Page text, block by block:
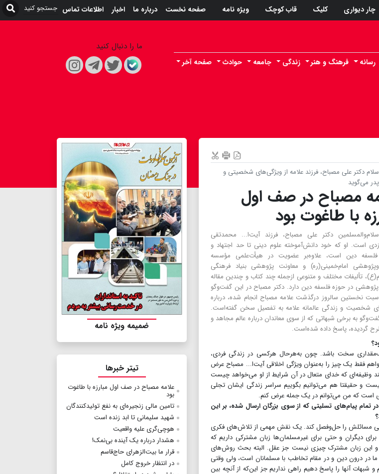
چار دیواری کلیک قاب کوچک ویژه نامه صفحه نخست درباره ما اخبار اطلاعات تماس
رسانه فرهنگ و هنر زندگی جامعه حوادث صفحه آخر
ما را دنبال کنید
دکتر علی مصباح، فرزند علامه از ویژگی‌های شخصیتی و
می‌گوید
مصباح در صف اول
با طاغوت بود
دکتر علی مصباح، فرزند آیت‌ا... محمدتقی
است. او که خود دانش‌آموخته علوم دینی تا حد اجتهاد و
فلسفه دین است، علاوه‌بر عضویت در هیأت‌علمی مؤسسه
امام‌خمینی(ره) و معاونت پژوهشی بنیاد فرهنگی
تألیفات مختلف و متنوعی ازجمله چند کتاب و چندین مقاله
در حوزه فلسفه دین دارد. دکتر مصباح در این گفت‌وگو
نخستین سالروز درگذشت علامه مصباح انجام شده، درباره
شخصیت و زندگی عالمانه علامه به تفصیل سخن گفته‌است.
به برخی شبهاتی که از سوی معاندان درباره عالم مجاهد و
گردیده، پاسخ داده شده‌است.
سخت باشد. چون به‌هرحال هرکسی در زندگی فردی،
فقط یک چیز را به‌عنوان ویژگی اخلاقی آیت‌ا... مصباح عرض
وظیفه‌ای که خدای متعال در آن شرایط از او می‌خواهد چیست
و حقیقتا هم می‌توانیم بگوییم سراسر زندگی ایشان تجلی
است که من می‌توانم در یک جمله عرض کنم.
تمام پیام‌های تسلیتی که از سوی بزرگان ارسال شده، بر این
مسائلش را حل‌وفصل کند. یک نقش مهمی از تلاش‌های فکری
دیگران و حتی برای غیرمسلمان‌ها زبان مشترکی داریم که
و این زبان مشترک چیزی نیست جز عقل. البته بحث روش‌های
در درون دین و در مقام تخاطب با مسلمانان است، ولی وقتی
آنها را پاسخ دهیم راهی نداریم جز این‌که از آنچه بین
ضمیمه ویژه نامه
تیتر خبرها
علامه مصباح در صف اول مبارزه با طاغوت
بود
تامین مالی زنجیره‌ای به نفع تولیدکنندگان
شهید سلیمانی تا ابد زنده است
هوچی‌گری علیه واقعیت
هشدار درباره یک آینده بی‌نمک!
قرار ما بیت‌الزهرای حاج‌قاسم
در انتظار خروج کامل